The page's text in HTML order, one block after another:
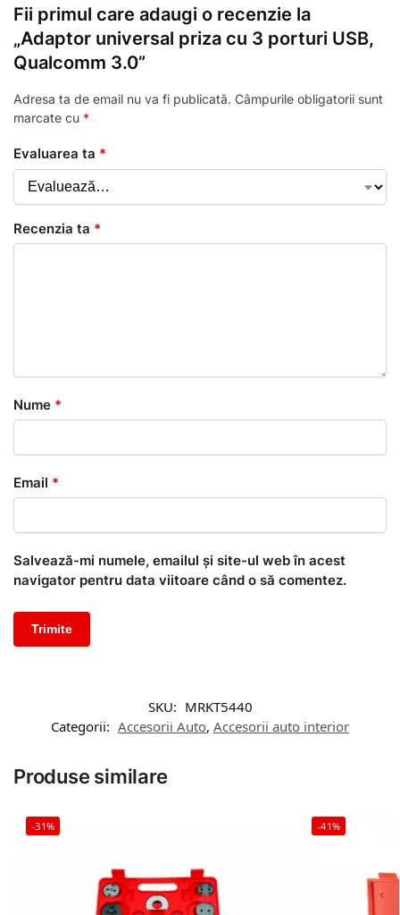
Fii primul care adaugi o recenzie la
„Adaptor universal priza cu 3 porturi USB,
Qualcomm 3.0”
Adresa ta de email nu va fi publicată. Câmpurile obligatorii sunt
marcate cu *
Evaluarea ta *
Recenzia ta *
Nume *
Email *
Salvează-mi numele, emailul și site-ul web în acest
navigator pentru data viitoare când o să comentez.
SKU: MRKT5440
Categorii: Accesorii Auto, Accesorii auto interior
Produse similare
-31% -41%